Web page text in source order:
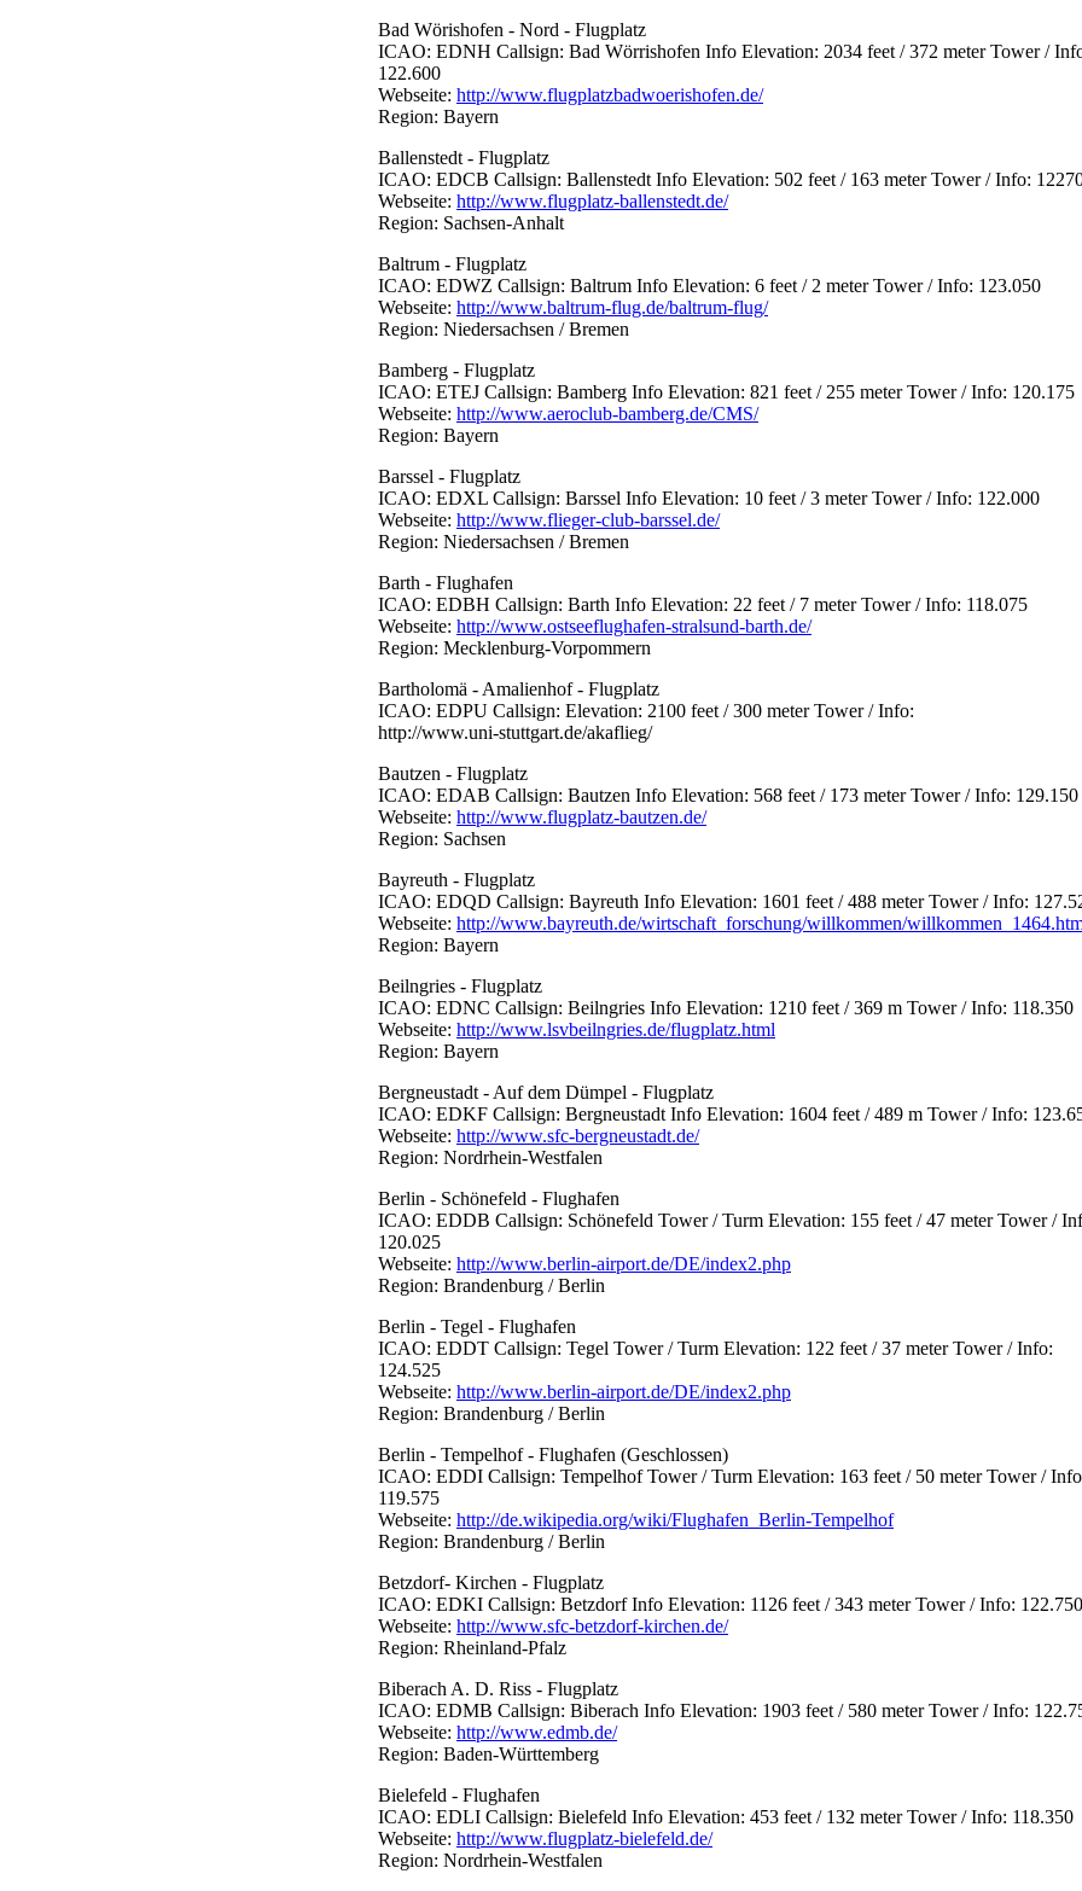
Bad Wörishofen - Nord - Flugplatz
ICAO: EDNH Callsign: Bad Wörrishofen Info Elevation: 2034 feet / 372 meter Tower /
122.600
Webseite: http://www.flugplatzbadwoerishofen.de/
Region: Bayern
Ballenstedt - Flugplatz
ICAO: EDCB Callsign: Ballenstedt Info Elevation: 502 feet / 163 meter Tower / Info:
Webseite: http://www.flugplatz-ballenstedt.de/
Region: Sachsen-Anhalt
Baltrum - Flugplatz
ICAO: EDWZ Callsign: Baltrum Info Elevation: 6 feet / 2 meter Tower / Info: 123.050
Webseite: http://www.baltrum-flug.de/baltrum-flug/
Region: Niedersachsen / Bremen
Bamberg - Flugplatz
ICAO: ETEJ Callsign: Bamberg Info Elevation: 821 feet / 255 meter Tower / Info: 120.175
Webseite: http://www.aeroclub-bamberg.de/CMS/
Region: Bayern
Barssel - Flugplatz
ICAO: EDXL Callsign: Barssel Info Elevation: 10 feet / 3 meter Tower / Info: 122.000
Webseite: http://www.flieger-club-barssel.de/
Region: Niedersachsen / Bremen
Barth - Flughafen
ICAO: EDBH Callsign: Barth Info Elevation: 22 feet / 7 meter Tower / Info: 118.075
Webseite: http://www.ostseeflughafen-stralsund-barth.de/
Region: Mecklenburg-Vorpommern
Bartholomä - Amalienhof - Flugplatz
ICAO: EDPU Callsign: Elevation: 2100 feet / 300 meter Tower / Info:
http://www.uni-stuttgart.de/akaflieg/
Bautzen - Flugplatz
ICAO: EDAB Callsign: Bautzen Info Elevation: 568 feet / 173 meter Tower / Info: 129.150
Webseite: http://www.flugplatz-bautzen.de/
Region: Sachsen
Bayreuth - Flugplatz
ICAO: EDQD Callsign: Bayreuth Info Elevation: 1601 feet / 488 meter Tower / Info:
Webseite: http://www.bayreuth.de/wirtschaft_forschung/willkommen/
Region: Bayern
Beilngries - Flugplatz
ICAO: EDNC Callsign: Beilngries Info Elevation: 1210 feet / 369 m Tower / Info: 118.350
Webseite: http://www.lsvbeilngries.de/flugplatz.html
Region: Bayern
Bergneustadt - Auf dem Dümpel - Flugplatz
ICAO: EDKF Callsign: Bergneustadt Info Elevation: 1604 feet / 489 m Tower / Info:
Webseite: http://www.sfc-bergneustadt.de/
Region: Nordrhein-Westfalen
Berlin - Schönefeld - Flughafen
ICAO: EDDB Callsign: Schönefeld Tower / Turm Elevation: 155 feet / 47 meter Tower /
120.025
Webseite: http://www.berlin-airport.de/DE/index2.php
Region: Brandenburg / Berlin
Berlin - Tegel - Flughafen
ICAO: EDDT Callsign: Tegel Tower / Turm Elevation: 122 feet / 37 meter Tower / Info:
124.525
Webseite: http://www.berlin-airport.de/DE/index2.php
Region: Brandenburg / Berlin
Berlin - Tempelhof - Flughafen (Geschlossen)
ICAO: EDDI Callsign: Tempelhof Tower / Turm Elevation: 163 feet / 50 meter Tower /
119.575
Webseite: http://de.wikipedia.org/wiki/Flughafen_Berlin-Tempelhof
Region: Brandenburg / Berlin
Betzdorf- Kirchen - Flugplatz
ICAO: EDKI Callsign: Betzdorf Info Elevation: 1126 feet / 343 meter Tower / Info: 122.750
Webseite: http://www.sfc-betzdorf-kirchen.de/
Region: Rheinland-Pfalz
Biberach A. D. Riss - Flugplatz
ICAO: EDMB Callsign: Biberach Info Elevation: 1903 feet / 580 meter Tower / Info:
Webseite: http://www.edmb.de/
Region: Baden-Württemberg
Bielefeld - Flughafen
ICAO: EDLI Callsign: Bielefeld Info Elevation: 453 feet / 132 meter Tower / Info: 118.350
Webseite: http://www.flugplatz-bielefeld.de/
Region: Nordrhein-Westfalen